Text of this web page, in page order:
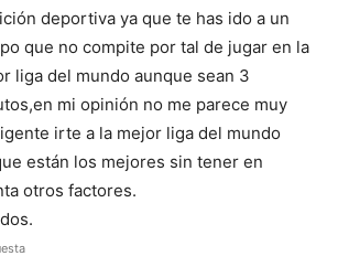
deportiva ya que te has ido a un
que no compite por tal de jugar en la
liga del mundo aunque sean 3
mi opinión no me parece muy
irte a la mejor liga del mundo
están los mejores sin tener en
otros factores.